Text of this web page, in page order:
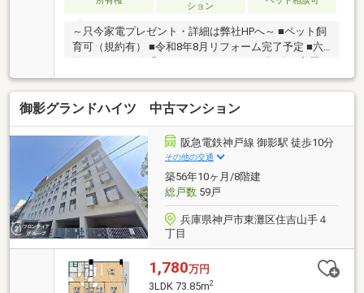
ション
～只今家電プレゼント・詳細は弊社HPへ～ ■ペット飼
育可（規約有） ■令和8年8月リフォーム完了予定 ■六
階！ 11階部分♪
御影グランドハイツ 中古マンション
阪急電鉄神戸線 御影駅 徒歩10分
その他の交通
築56年10ヶ月/8階建
総戸数59戸
兵庫県神戸市東灘区住吉山手４
丁目
1,780万円
3LDK 73.85m2